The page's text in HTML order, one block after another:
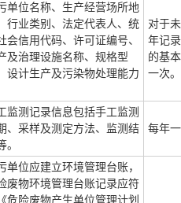
单位名称、生产经营场所地
行业类别、法定代表人、统
会信用代码、许可证编号、
及治理设施名称、规格型
设计生产及污染物处理能力
对于
年记
的基
一次。
监测记录信息包括手工监测
、采样及测定方法、监测结
。
每年
单位应建立环境管理台账，
废物环境管理台账记录应符
危险废物产生单位管理计划